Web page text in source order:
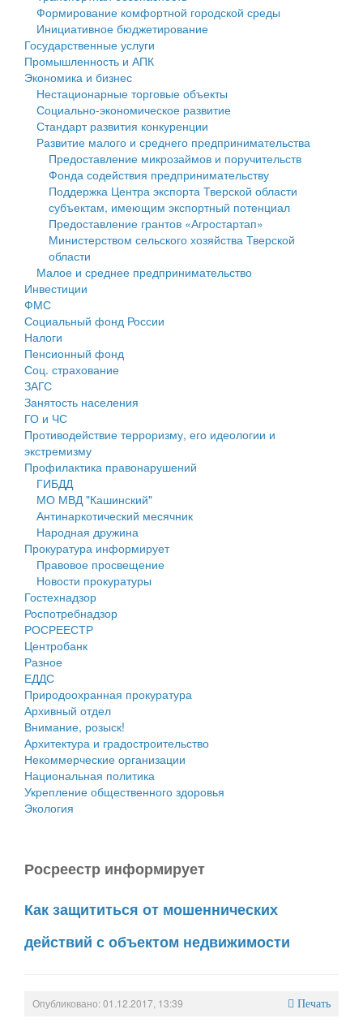
Государственные услуги
Промышленность и АПК
Экономика и бизнес
Символика
Устав
Гостям округа
Туризм
Культура
Образование
Здравоохранение
Социальная защита
Фотоальбом
муниципального округа Тверской области
Администрация Кашинского муниципального округа
Тверской области
Управление сельскими территориями
Открытые данные
Работа с обращениями граждан
Муниципальный контроль
Муниципальные услуги
Проекты административных регламентов
Антимонопольный комплаенс
Противодействие коррупции
Финансовое управление
Бюджет для граждан
Имущество
Выявление правообладателей ранее учтенных
объектов недвижимости
Имущественная поддержка субъектов малого и
среднего предпринимательства
Информационная поддержка субъектов малого и
среднего предпринимательства
Муниципальные программы
Контрольно-счетная палата
Персональные данные
Оценка регулирующего воздействия
Деятельность МУ
Нормативы градостроительного проектирования
Правила землепользования и застройки
Генеральные планы
Проекты планировки территории
Собрание депутатов
Городское поселение
Сельские поселения
Формирование комфортной городской среды
Инициативное бюджетирование
Государственные услуги
Промышленность и АПК
Экономика и бизнес
Нестационарные торговые объекты
Социально-экономическое развитие
Стандарт развития конкуренции
Развитие малого и среднего предпринимательства
Предоставление микрозаймов и поручительств
Фонда содействия предпринимательству
Поддержка Центра экспорта Тверской области
субъектам, имеющим экспортный потенциал
Предоставление грантов «Агростартап»
Министерством сельского хозяйства Тверской
области
Малое и среднее предпринимательство
Инвестиции
ФМС
Социальный фонд России
Налоги
Пенсионный фонд
Соц. страхование
ЗАГС
Занятость населения
ГО и ЧС
Противодействие терроризму, его идеологии и
экстремизму
Профилактика правонарушений
ГИБДД
МО МВД "Кашинский"
Антинаркотический месячник
Народная дружина
Прокуратура информирует
Правовое просвещение
Новости прокуратуры
Гостехнадзор
Роспотребнадзор
РОСРЕЕСТР
Центробанк
Разное
ЕДДС
Природоохранная прокуратура
Архивный отдел
Внимание, розыск!
Архитектура и градостроительство
Некоммерческие организации
Национальная политика
Укрепление общественного здоровья
Экология
Росреестр информирует
Как защититься от мошеннических
действий с объектом недвижимости
Опубликовано: 01.12.2017, 13:39 Печать